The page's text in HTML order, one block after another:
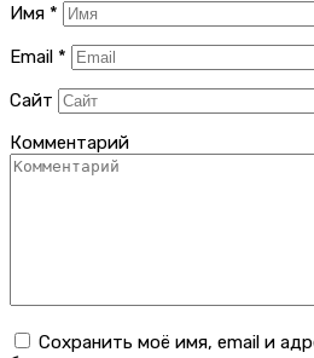
Имя *
Email *
Сайт
Комментарий
Сохранить моё имя, email и